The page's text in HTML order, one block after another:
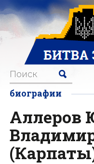
биографии
Аллеров